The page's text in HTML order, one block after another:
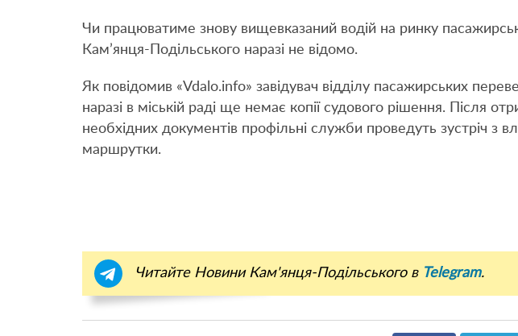
Чи працюватиме знову вищевказаний водій на ринку
Кам’янця-Подільського наразі не відомо.
Як повідомив «Vdalo.info» завідувач відділу пасажирських
наразі в міській раді ще немає копії судового рішення. Після
необхідних документів профільні служби проведуть зустріч з
маршрутки.
Читайте Новини Кам'янця-Подільського в Telegram.